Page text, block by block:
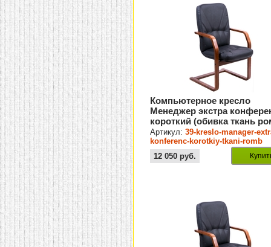
Компьютерное кресло
Менеджер экстра
короткий (обивка ткань
Артикул:39-kreslo-manager-
konferenc-korotkiy-tkani-romb
12 050 руб.